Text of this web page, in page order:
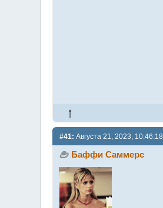
#41: Августа 21, 2023, 10:46:18
Баффи Саммерс